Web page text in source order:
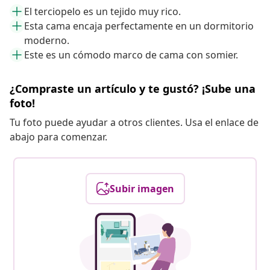
El terciopelo es un tejido muy rico.
Esta cama encaja perfectamente en un dormitorio
moderno.
Este es un cómodo marco de cama con somier.
¿Compraste un artículo y te gustó? ¡Sube una
foto!
Tu foto puede ayudar a otros clientes. Usa el enlace de
abajo para comenzar.
Subir imagen